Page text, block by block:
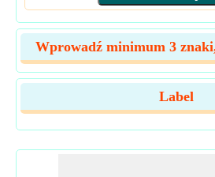
Wprowadź minimum 3
Label